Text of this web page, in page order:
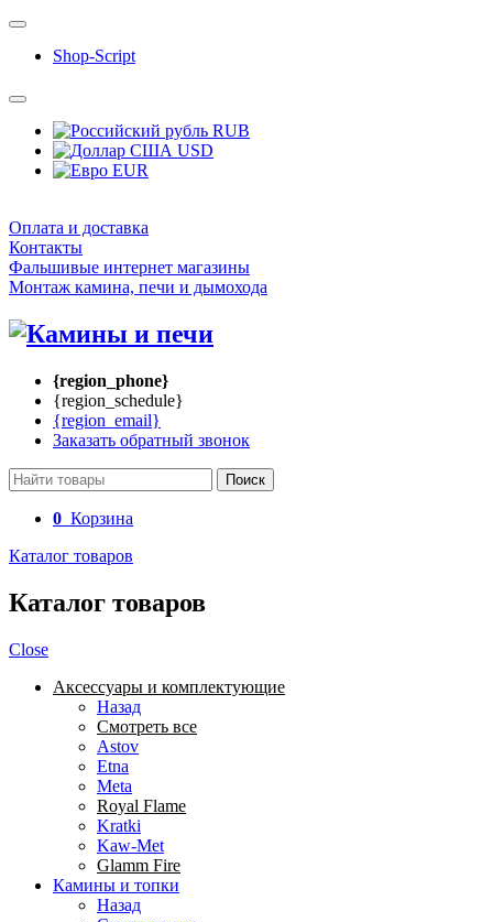
Shop-Script
RUB
USD
EUR
Оплата и доставка
Контакты
Фальшивые интернет магазины
Монтаж камина, печи и дымохода
{region_phone}
{region_schedule}
{region_email}
Заказать обратный звонок
Поиск
0 Корзина
Каталог товаров
Каталог товаров
Close
Аксессуары и комплектующие
Назад
Смотреть все
Astov
Etna
Meta
Royal Flame
Kratki
Kaw-Met
Glamm Fire
Камины и топки
Назад